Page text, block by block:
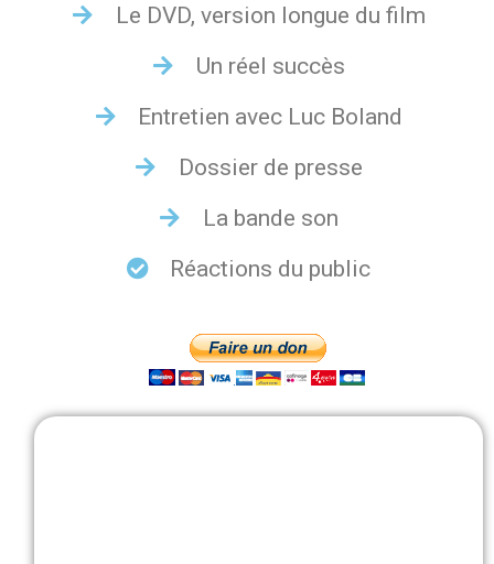
Le DVD, version longue du film
Un réel succès
Entretien avec Luc Boland
Dossier de presse
La bande son
Réactions du public